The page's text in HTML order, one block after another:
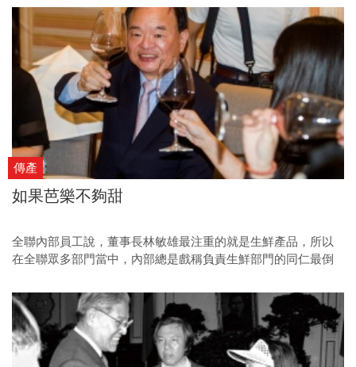
台灣正名，晚年則倡議「第二次民主改革」。李登輝的影響力
橫跨多個世代，《今周刊》從四個代表性的場景，回顧李登輝
不同階段的執政成績與政治理念，期望使讀者得以客觀評價這
位台灣首任民選總統的功與過。
傳產
如果芭樂不夠甜
全聯內部員工說，董事長林敏雄最注重的就是生鮮產品，所以
在全聯眾多部門當中，內部總是戲稱負責生鮮部門的同仁最倒
Level的，別人送給他的水果等級都很高，所以他覺得水果就是
要這麼甜；一旦在全聯買到不甜的芭樂，負責生鮮的人就倒
楣。」